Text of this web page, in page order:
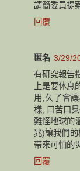
請簡委員提
回覆
匿名 3/29/
有研究報告
上是要休
用,久了會
樣, 口苦口
難怪地球的
兆)讓我們
帶來可怕的
回覆